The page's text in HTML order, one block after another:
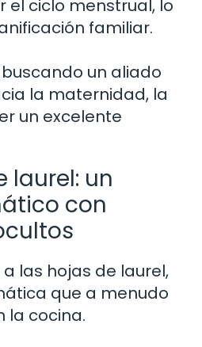
el ciclo menstrual, lo
familiar.
un aliado
la maternidad, la
un excelente
laurel: un
con
las hojas de laurel,
que a menudo
la cocina.